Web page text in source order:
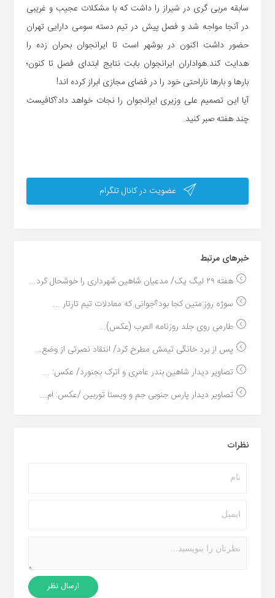
سابقه مربی گری در شیراز را داشت که با مشکلات عجیب و غریبی
در آنجا مواجه شد و فصل پیش در تیم دسته سومی دارایی تهران
حضور داشت اکنون در بوشهر است تا ایرانجوان بحران زده را
هدایت کند.هواداران ایرانجوان بابت نتایج ابتدای فصل تا کنون؛
بارها و بارها ناراحتی خود را در فضای مجازی ابراز کرده اند!
آیا این تصمیم علی وزیری ایرانجوان را نجات خواهد داد؟کافیست
چند هفته صبر کنید.
عضویت در کانال تلگرام
خبر‌های مرتبط
هفته ۲۹ لیگ یک/ مدعیان شاهین شهرداری را خوشحال کرد...
سوژه روز:متین کجا بود؟جوانی که معادلات تیم تارتار ...
طارمی روی جلد روزنامه العرب (عکس)...
پس از برد خانگی تیمش مطرح کرد/ انتقاد نصرتی از وضع...
تصاویر دیدار شاهین بندر عامری و اترک بجنورد/ عکس: ...
تصاویر دیدار پارس جنوبی جم و ویستا توربین /عکس: ام...
نظرات